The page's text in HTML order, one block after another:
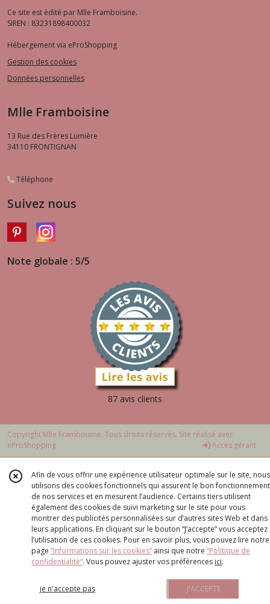
Ce site est édité par Mlle Framboisine.
SIREN : 83231898400032
Hébergement via eProShopping
Gestion des cookies
Données personnelles
Mlle Framboisine
13 Rue des Frères Lumière
34110 FRONTIGNAN
Téléphone
Suivez nous
Note globale : 5/5
87 avis clients
Copyright Mlle Framboisine. Tous droits réservés. Site réalisé avec
eProShopping
Accès gérant
Afin de vous offrir une expérience utilisateur optimale sur le site, nous
utilisons des cookies fonctionnels qui assurent le bon fonctionnement
de nos services et en mesurent l’audience. Certains tiers utilisent
également des cookies de suivi marketing sur le site pour vous
montrer des publicités personnalisées sur d’autres sites Web et dans
leurs applications. En cliquant sur le bouton “J’accepte” vous acceptez
l’utilisation de ces cookies. Pour en savoir plus, vous pouvez lire notre
page “Informations sur les cookies” ainsi que notre “Politique de
confidentialité“. Vous pouvez ajuster vos préférences ici.
je n'accepte pas J'ACCEPTE